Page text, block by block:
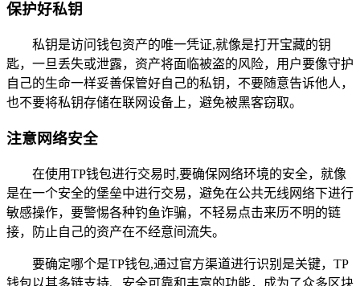
保护好私钥
私钥是访问钱包资产的唯一凭证,就像是打开宝藏的钥
匙，一旦丢失或泄露，资产将面临被盗的风险，用户要像守护
自己的生命一样妥善保管好自己的私钥，不要随意告诉他人，
也不要将私钥存储在联网设备上，避免被黑客窃取。
注意网络安全
在使用TP钱包进行交易时,要确保网络环境的安全，就像
是在一个安全的堡垒中进行交易，避免在公共无线网络下进行
敏感操作，要警惕各种钓鱼诈骗，不轻易点击来历不明的链
接，防止自己的资产在不经意间流失。
要确定哪个是TP钱包,通过官方渠道进行识别是关键，TP
钱包以其多链支持、安全可靠和丰富的功能，成为了众多区块